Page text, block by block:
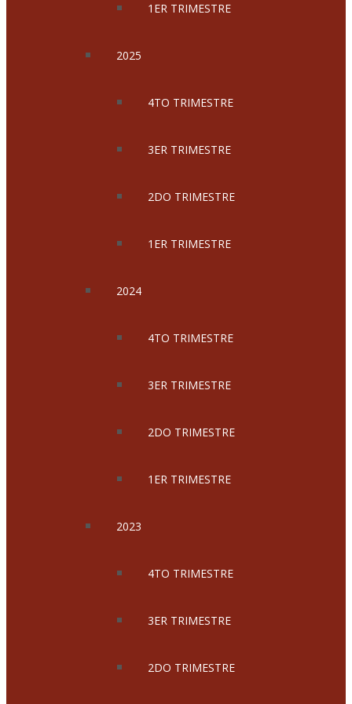
1ER TRIMESTRE
2025
4TO TRIMESTRE
3ER TRIMESTRE
2DO TRIMESTRE
1ER TRIMESTRE
2024
4TO TRIMESTRE
3ER TRIMESTRE
2DO TRIMESTRE
1ER TRIMESTRE
2023
4TO TRIMESTRE
3ER TRIMESTRE
2DO TRIMESTRE